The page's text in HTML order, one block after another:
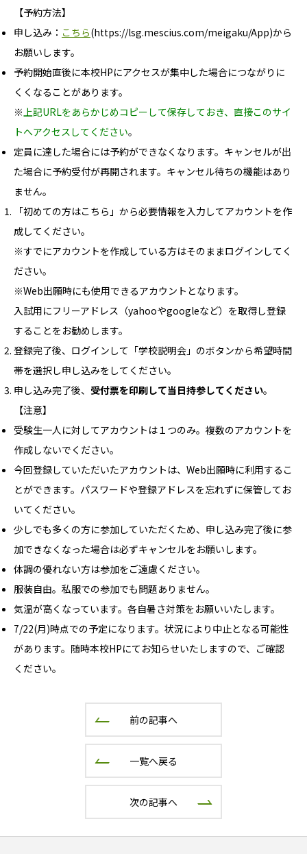
【予約方法】
申し込み： こちら(https://lsg.mescius.com/meigaku/App)から
お願いします。
予約開始直後に本校HPにアクセスが集中した場合につながりに
くくなることがあります。
※上記URLをあらかじめコピーして保存しておき、直接このサイ
トへアクセスしてください。
定員に達した場合には予約ができなくなります。キャンセルが出
た場合に予約受付が再開されます。キャンセル待ちの機能はあり
ません。
「初めての方はこちら」から必要情報を入力してアカウントを作
成してください。
※すでにアカウントを作成している方はそのままログインしてく
ださい。
※Web出願時にも使用できるアカウントとなります。
入試用にフリーアドレス（yahooやgoogleなど）を取得し登録
することをお勧めします。
登録完了後、ログインして「学校説明会」のボタンから希望時間
帯を選択し申し込みをしてください。
申し込み完了後、 受付票を印刷して当日持参してください。
【注意】
受験生一人に対してアカウントは１つのみ。複数のアカウントを
作成しないでください。
今回登録していただいたアカウントは、Web出願時に利用するこ
とができます。パスワードや登録アドレスを忘れずに保管してお
いてください。
少しでも多くの方に参加していただくため、申し込み完了後に参
加できなくなった場合は必ずキャンセルをお願いします。
体調の優れない方は参加をご遠慮ください。
服装自由。私服での参加でも問題ありません。
気温が高くなっています。各自暑さ対策をお願いいたします。
7/22(月)時点での予定になります。状況により中止となる可能性
があります。随時本校HPにてお知らせいたしますので、ご確認
ください。
前の記事へ
一覧へ戻る
次の記事へ